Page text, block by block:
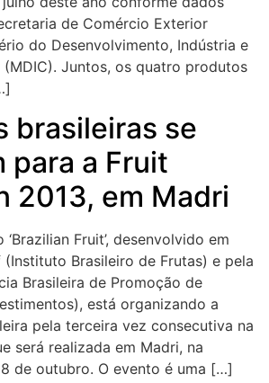
de Comércio Exterior
do Desenvolvimento, Indústria e
Juntos, os quatro produtos
brasileiras se
para a Fruit
2013, em Madri
Fruit’, desenvolvido em
Brasileiro de Frutas) e pela
Brasileira de Promoção de
está organizando a
pela terceira vez consecutiva na
será realizada em Madri, na
de outubro. O evento é uma […]